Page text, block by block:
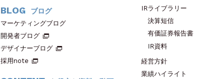
BLOG ブログ
マーケティングブログ
開発者ブログ
デザイナーブログ
採用note
IRライブラリー
決算短信
有価証券報告書
IR資料
経営方針
業績ハイライト